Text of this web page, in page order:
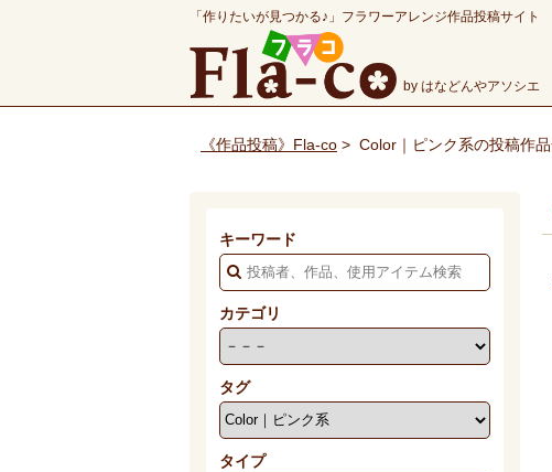
「作りたいが見つかる♪」フラワーアレンジ作品投稿サイト
by はなどんやアソシエ
《作品投稿》Fla-co > Color｜ピンク系の投稿作
キーワード
カテゴリ
タグ
タイプ